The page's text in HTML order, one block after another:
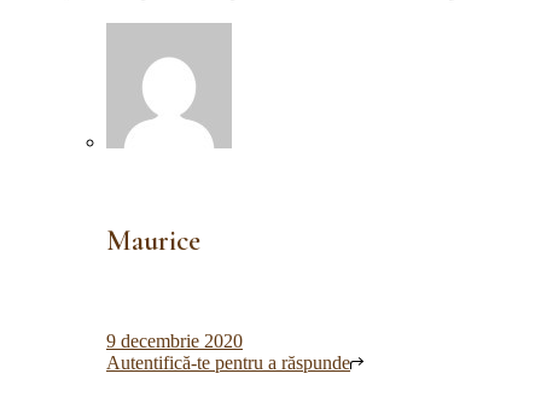
Maurice
9 decembrie 2020
Autentifică-te pentru a răspunde